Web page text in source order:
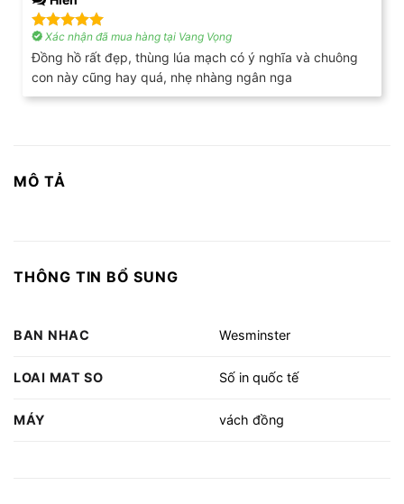
Được xếp
hạng 55
Xác nhận đã mua hàng tại Vang Vọng
Đồng hồ rất đẹp, thùng lúa mạch có ý nghĩa và chuông
con này cũng hay quá, nhẹ nhàng ngân nga
MÔ TẢ
THÔNG TIN BỔ SUNG
BAN NHAC Wesminster
LOAI MAT SO Số in quốc tế
MÁY vách đồng